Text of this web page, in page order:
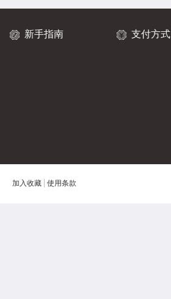
新手指南 支付方式
加入收藏 使用条款